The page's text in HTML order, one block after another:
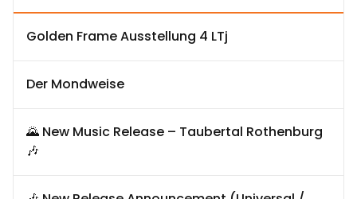
Golden Frame Ausstellung 4 LTj
Der Mondweise
🌄 New Music Release – Taubertal Rothenburg
🎶